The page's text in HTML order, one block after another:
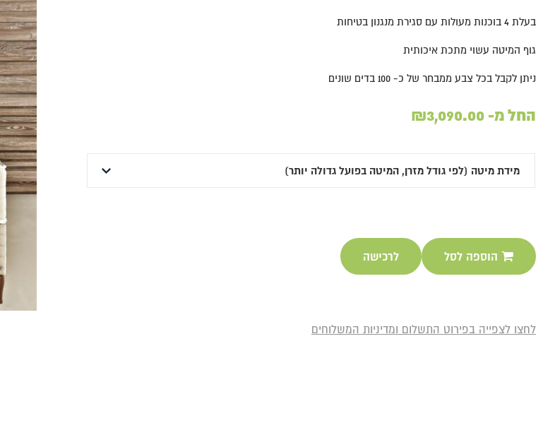
בעלת 4 בוכנות מעולות עם סגירת מנגנון בטיחות
גוף המיטה עשוי מתכת איכותית
ניתן לקבל בכל צבע ממבחר של כ- 100 בדים שונים
החל מ- ₪3,090.00
הוספה לסל לרכישה
לחצו לצפייה בפירוט התשלום ומדיניות המשלוחים